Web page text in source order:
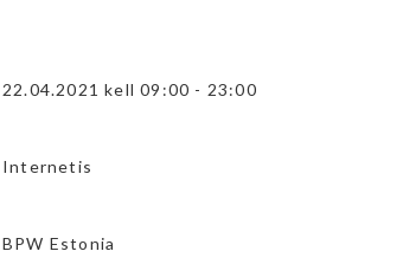
22.04.2021 kell 09:00 - 23:00
Internetis
BPW Estonia